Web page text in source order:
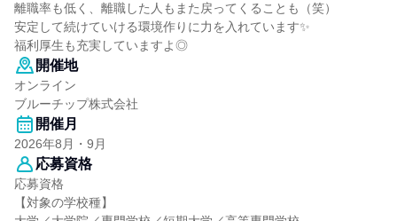
離職率も低く、離職した人もまた戻ってくることも（笑）
安定して続けていける環境作りに力を入れています✨
福利厚生も充実していますよ◎
開催地
オンライン
ブルーチップ株式会社
開催月
2026年8月・9月
応募資格
応募資格
【対象の学校種】